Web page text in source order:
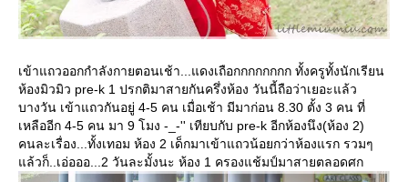
เข้าแถวออกกำลังกายตอนเช้า...แดงเถือกกกกกกกก ทั้งครูทั้งนักเรียน
ห้องมิวมิว pre-k 1 ปรกติมาสายกันครึ่งห้อง วันนี้ถือว่าเยอะแล้ว
บางวัน เข้าแถวกันอยู่ 4-5 คน เมื่อเช้า มีมาก่อน 8.30 ตั้ง 3 คน ที่
เหลืออีก 4-5 คน มา 9 โมง -_-'' เทียบกับ pre-k อีกห้องนึง(ห้อง 2)
คนละเรื่อง...ทั้งเทอม ห้อง 2 เด็กมาเข้าแถวน้อยกว่าห้องแรก รวมๆ
ล้วก็..เอ่อออ...2 วันละมั้งนะ ห้อง 1 ครองแช้มป์มาสายตลอดศก